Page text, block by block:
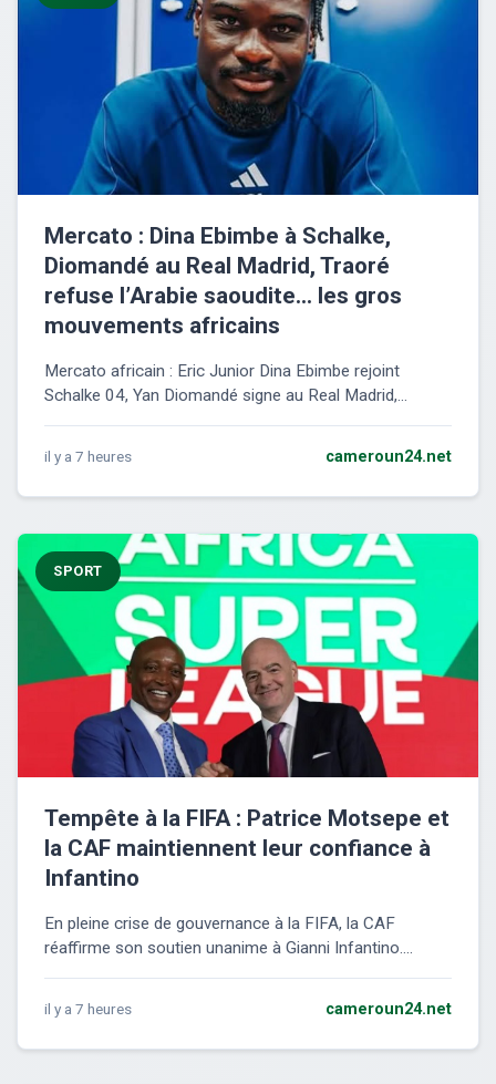
Mercato : Dina Ebimbe à Schalke,
Diomandé au Real Madrid, Traoré
refuse l’Arabie saoudite… les gros
mouvements africains
Mercato africain : Eric Junior Dina Ebimbe rejoint
Schalke 04, Yan Diomandé signe au Real Madrid,...
il y a 7 heures cameroun24.net
SPORT
Tempête à la FIFA : Patrice Motsepe et
la CAF maintiennent leur confiance à
Infantino
En pleine crise de gouvernance à la FIFA, la CAF
réaffirme son soutien unanime à Gianni Infantino....
il y a 7 heures cameroun24.net